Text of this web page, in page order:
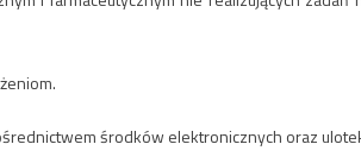
środków elektronicznych oraz